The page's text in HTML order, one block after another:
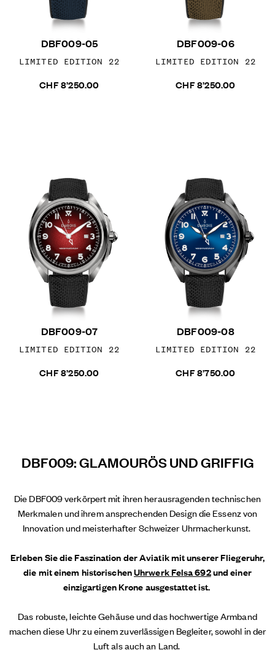
DBF009-05
LIMITED EDITION 22
CHF 8’250.00
DBF009-06
LIMITED EDITION 22
CHF 8’250.00
DBF009-07
LIMITED EDITION 22
CHF 8’250.00
DBF009-08
LIMITED EDITION 22
CHF 8’750.00
DBF009: GLAMOURÖS UND GRIFFIG
Die DBF009 verkörpert mit ihren herausragenden technischen
Merkmalen und ihrem ansprechenden Design die Essenz von
Innovation und meisterhafter Schweizer Uhrmacherkunst.
Erleben Sie die Faszination der Aviatik mit unserer Fliegeruhr,
die mit einem historischenUhrwerk Felsa 692und einer
einzigartigen Krone ausgestattet ist.
Das robuste, leichte Gehäuse und das hochwertige Armband
machen diese Uhr zu einem zuverlässigen Begleiter, sowohl in der
Luft als auch an Land.